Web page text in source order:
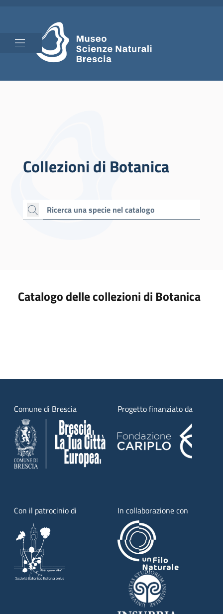
Collezioni di Botanica
Catalogo delle collezioni di Botanica
Comune di Brescia Progetto finanziato da
Con il patrocinio di In collaborazione con